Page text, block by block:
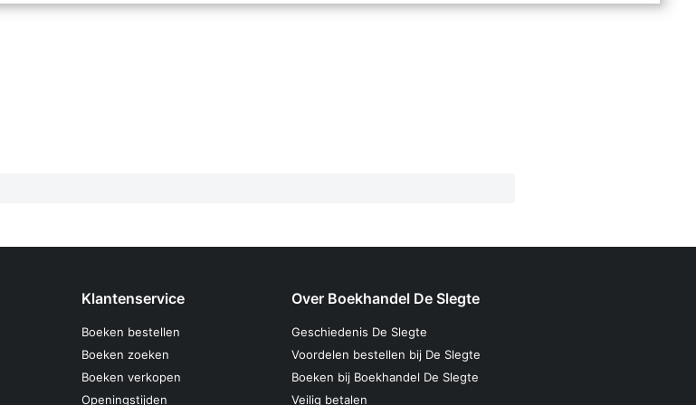
Klantenservice
Boeken bestellen
Boeken zoeken
Boeken verkopen
Openingstijden
Over Boekhandel De Slegte
Geschiedenis De Slegte
Voordelen bestellen bij De Slegte
Boeken bij Boekhandel De Slegte
Veilig betalen